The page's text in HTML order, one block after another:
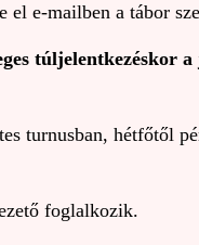
el e-mailben a tábor
túljelentkezéskor
turnusban, hétfőtől
foglalkozik.